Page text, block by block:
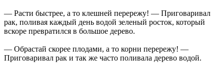
— Расти быстрее, а то клешней перережу! — Приговаривал
рак, поливая каждый день водой зеленый росток, который
вскоре превратился в большое дерево.
— Обрастай скорее плодами, а то корни перережу! —
Приговаривал рак и так же часто поливала дерево водой.